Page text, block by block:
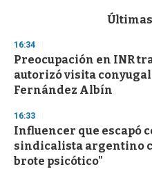
d
s
o
f
3
s
e
c
o
n
16:34
Preocupación en INR
autorizó visita
Fernández Albín
16:33
Influencer que escapó
sindicalista argentino
brote psicótico"